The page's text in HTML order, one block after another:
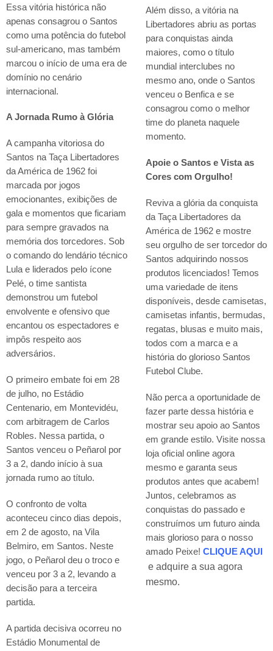
Essa vitória histórica não
apenas consagrou o Santos
como uma potência do futebol
sul-americano, mas também
marcou o início de uma era de
domínio no cenário
internacional.
A Jornada Rumo à Glória
A campanha vitoriosa do
Santos na Taça Libertadores
da América de 1962 foi
marcada por jogos
emocionantes, exibições de
gala e momentos que ficariam
para sempre gravados na
memória dos torcedores. Sob
o comando do lendário técnico
Lula e liderados pelo ícone
Pelé, o time santista
demonstrou um futebol
envolvente e ofensivo que
encantou os espectadores e
impôs respeito aos
adversários.
O primeiro embate foi em 28
de julho, no Estádio
Centenario, em Montevidéu,
com arbitragem de Carlos
Robles. Nessa partida, o
Santos venceu o Peñarol por
3 a 2, dando início à sua
jornada rumo ao título.
O confronto de volta
aconteceu cinco dias depois,
em 2 de agosto, na Vila
Belmiro, em Santos. Neste
jogo, o Peñarol deu o troco e
venceu por 3 a 2, levando a
decisão para a terceira
partida.
A partida decisiva ocorreu no
Estádio Monumental de
Além disso, a vitória na
Libertadores abriu as portas
para conquistas ainda
maiores, como o título
mundial interclubes no
mesmo ano, onde o Santos
venceu o Benfica e se
consagrou como o melhor
time do planeta naquele
momento.
Apoie o Santos e Vista as
Cores com Orgulho!
Reviva a glória da conquista
da Taça Libertadores da
América de 1962 e mostre
seu orgulho de ser torcedor do
Santos adquirindo nossos
produtos licenciados! Temos
uma variedade de itens
disponíveis, desde camisetas,
camisetas infantis, bermudas,
regatas, blusas e muito mais,
todos com a marca e a
história do glorioso Santos
Futebol Clube.
Não perca a oportunidade de
fazer parte dessa história e
mostrar seu apoio ao Santos
em grande estilo. Visite nossa
loja oficial online agora
mesmo e garanta seus
produtos antes que acabem!
Juntos, celebramos as
conquistas do passado e
construímos um futuro ainda
mais glorioso para o nosso
amado Peixe! CLIQUE AQUI
e adquire a sua agora
mesmo.